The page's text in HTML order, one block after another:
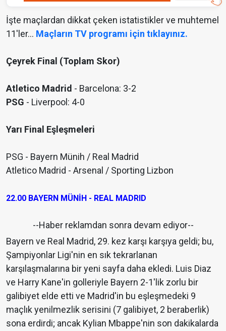
İşte maçlardan dikkat çeken istatistikler ve muhtemel
11'ler... Maçların TV programı için tıklayınız.
Çeyrek Final (Toplam Skor)
Atletico Madrid - Barcelona: 3-2
PSG - Liverpool: 4-0
Yarı Final Eşleşmeleri
PSG - Bayern Münih / Real Madrid
Atletico Madrid - Arsenal / Sporting Lizbon
22.00 BAYERN MÜNİH - REAL MADRID
--Haber reklamdan sonra devam ediyor--
Bayern ve Real Madrid, 29. kez karşı karşıya geldi; bu,
Şampiyonlar Ligi'nin en sık tekrarlanan
karşılaşmalarına bir yeni sayfa daha ekledi. Luis Diaz
ve Harry Kane'in golleriyle Bayern 2-1'lik zorlu bir
galibiyet elde etti ve Madrid'in bu eşleşmedeki 9
maçlık yenilmezlik serisini (7 galibiyet, 2 beraberlik)
sona erdirdi; ancak Kylian Mbappe'nin son dakikalarda